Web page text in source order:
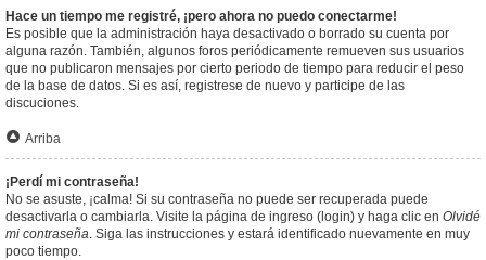
Hace un tiempo me registré, ¡pero ahora no puedo conectarme!
Es posible que la administración haya desactivado o borrado su cuenta por
alguna razón. También, algunos foros periódicamente remueven sus usuarios
que no publicaron mensajes por cierto periodo de tiempo para reducir el peso
de la base de datos. Si es así, registrese de nuevo y participe de las
discuciones.
Arriba
¡Perdí mi contraseña!
No se asuste, ¡calma! Si su contraseña no puede ser recuperada puede
desactivarla o cambiarla. Visite la página de ingreso (login) y haga clic en Olvidé
mi contraseña. Siga las instrucciones y estará identificado nuevamente en muy
poco tiempo.